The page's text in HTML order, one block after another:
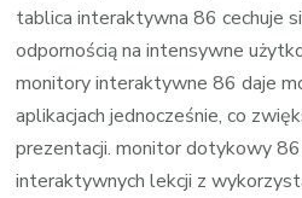
tablica interaktywna 86 cechuje
odpornością na intensywne
monitory interaktywne 86 daje
aplikacjach jednocześnie, co
prezentacji. monitor dotykowy
interaktywnych lekcji z